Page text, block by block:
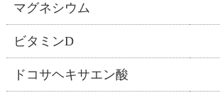
マグネシウム
ビタミンD
ドコサヘキサエン酸